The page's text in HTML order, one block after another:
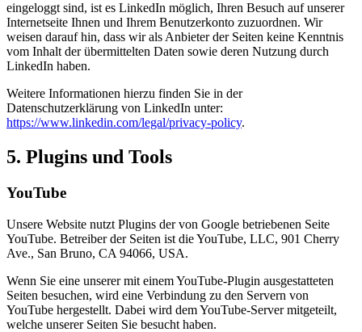
eingeloggt sind, ist es LinkedIn möglich, Ihren Besuch auf unserer
Internetseite Ihnen und Ihrem Benutzerkonto zuzuordnen. Wir
weisen darauf hin, dass wir als Anbieter der Seiten keine Kenntnis
vom Inhalt der übermittelten Daten sowie deren Nutzung durch
LinkedIn haben.
Weitere Informationen hierzu finden Sie in der
Datenschutzerklärung von LinkedIn unter:
https://www.linkedin.com/legal/privacy-policy.
5. Plugins und Tools
YouTube
Unsere Website nutzt Plugins der von Google betriebenen Seite
YouTube. Betreiber der Seiten ist die YouTube, LLC, 901 Cherry
Ave., San Bruno, CA 94066, USA.
Wenn Sie eine unserer mit einem YouTube-Plugin ausgestatteten
Seiten besuchen, wird eine Verbindung zu den Servern von
YouTube hergestellt. Dabei wird dem YouTube-Server mitgeteilt,
welche unserer Seiten Sie besucht haben.